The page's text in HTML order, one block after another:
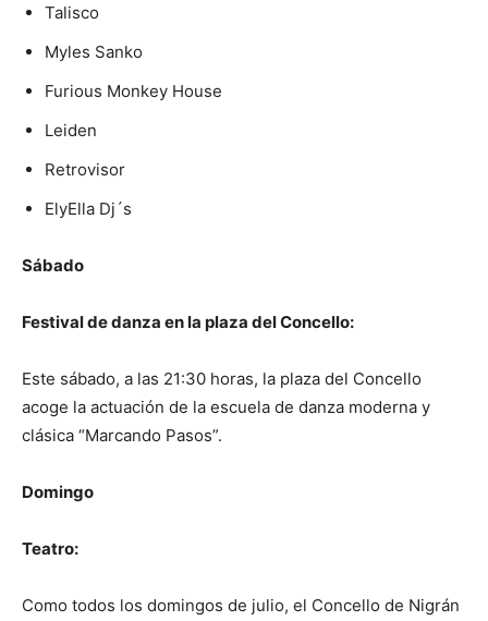
Talisco
Myles Sanko
Furious Monkey House
Leiden
Retrovisor
ElyElla Dj´s
Sábado
Festival de danza en la plaza del Concello:
Este sábado, a las 21:30 horas, la plaza del Concello
acoge la actuación de la escuela de danza moderna y
clásica “Marcando Pasos”.
Domingo
Teatro:
Como todos los domingos de julio, el Concello de Nigrán